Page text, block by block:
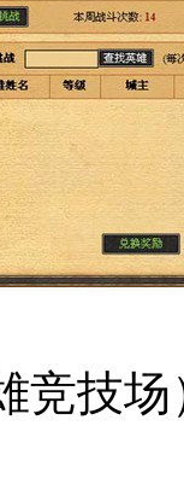
技场